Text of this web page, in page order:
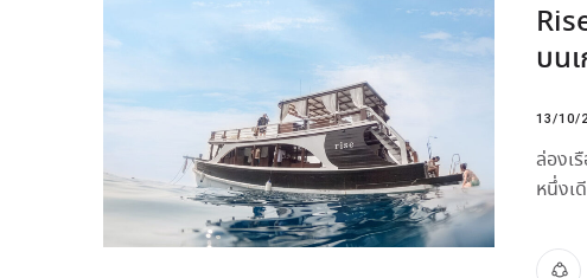
บนเ
13/10/
ล่องเ
หนึ่งเ